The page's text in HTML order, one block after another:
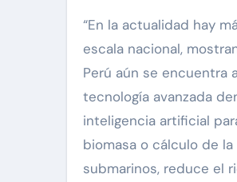
“En la actualidad hay
escala nacional,
Perú aún se encuentra
tecnología avanzada
inteligencia artificial
biomasa o cálculo de
submarinos, reduce el